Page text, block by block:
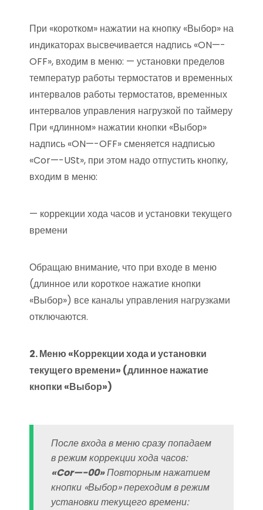
При «коротком» нажатии на кнопку «Выбор» на
индикаторах высвечивается надпись «ON—-
OFF», входим в меню: — установки пределов
температур работы термостатов и временных
интервалов работы термостатов, временных
интервалов управления нагрузкой по таймеру
При «длинном» нажатии кнопки «Выбор»
надпись «ON—-OFF» сменяется надписью
«Cor—-USt», при этом надо отпустить кнопку,
входим в меню:
— коррекции хода часов и установки текущего
времени
Обращаю внимание, что при входе в меню
(длинное или короткое нажатие кнопки
«Выбор») все каналы управления нагрузками
отключаются.
2. Меню «Коррекции хода и установки
текущего времени» (длинное нажатие
кнопки «Выбор»)
После входа в меню сразу попадаем
в режим коррекции хода часов:
«Cor—-00»Повторным нажатием
кнопки «Выбор» переходим в режим
установки текущего времени: